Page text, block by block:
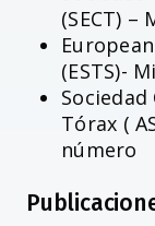
(SECT)
(ESTS)-
Tórax (
número